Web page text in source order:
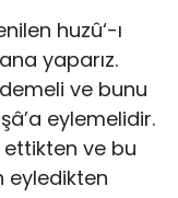
huzû‘-ı
yaparız.
ve bunu
eylemelidir.
ve bu
eyledikten